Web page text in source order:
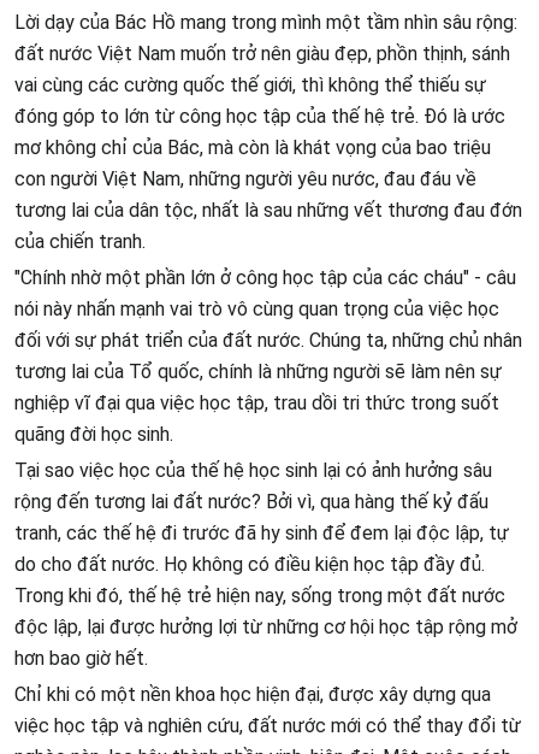
Lời dạy của Bác Hồ mang trong mình một tầm nhìn sâu rộng:
đất nước Việt Nam muốn trở nên giàu đẹp, phồn thịnh, sánh
vai cùng các cường quốc thế giới, thì không thể thiếu sự
đóng góp to lớn từ công học tập của thế hệ trẻ. Đó là ước
mơ không chỉ của Bác, mà còn là khát vọng của bao triệu
con người Việt Nam, những người yêu nước, đau đáu về
tương lai của dân tộc, nhất là sau những vết thương đau đớn
của chiến tranh.
"Chính nhờ một phần lớn ở công học tập của các cháu" - câu
nói này nhấn mạnh vai trò vô cùng quan trọng của việc học
đối với sự phát triển của đất nước. Chúng ta, những chủ nhân
tương lai của Tổ quốc, chính là những người sẽ làm nên sự
nghiệp vĩ đại qua việc học tập, trau dồi tri thức trong suốt
quãng đời học sinh.
Tại sao việc học của thế hệ học sinh lại có ảnh hưởng sâu
rộng đến tương lai đất nước? Bởi vì, qua hàng thế kỷ đấu
tranh, các thế hệ đi trước đã hy sinh để đem lại độc lập, tự
do cho đất nước. Họ không có điều kiện học tập đầy đủ.
Trong khi đó, thế hệ trẻ hiện nay, sống trong một đất nước
độc lập, lại được hưởng lợi từ những cơ hội học tập rộng mở
hơn bao giờ hết.
Chỉ khi có một nền khoa học hiện đại, được xây dựng qua
việc học tập và nghiên cứu, đất nước mới có thể thay đổi từ